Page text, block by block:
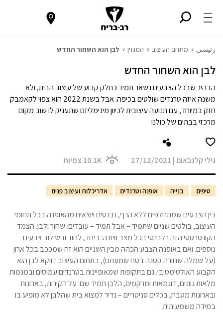
رئيسي מתחם העיצוב המגזין לבן הוא השחור החדש
לבן הוא השחור החדש
הבהיר שבכל הצבעים נשאר תמיד כחלק קבוע של עיצוב הבית, ולא
משנה איזה טרנדים שולטים בכיפה. אבל בשנת 2022 הוא צפוי לקאמבק
חזק במיוחד, עם תנועה עיצובית לכיוון מינימליזם שתעניק לו שוב מקום
מרכזי בבתים של כולנו
גילי קלנבאום |
27/12/2021
10.1K צפיות
טיפים בנייה אופנה וטרנדים אדריכלות ועיצוב פנים
בין הצבעים שמתחלפים ללא הרף, נכנסים ויוצאים מהאופנה בכל תחומי
העיצוב, בולטים שניים שתמיד – אבל תמיד – עובדים: שחור ולבן. הצמד
הקונטרסטי הזה רלבנטי בכל מצב וצורה: ביחד, לחוד ובשילוב צבעים
נוספים. ואם באופנה הצבע הכהה מבין השניים הוא זה שמככב בכל ארון
(על שמלה שחורה קטנה בטח שמעתם), בתחום העיצוב דווקא לבן הוא
הקבוע האולטימטיבי. גם בתקופות שמאופיינות בטרנדים עמוסים ובמגמות
מלאות גוונים, דוגמאות ומרקמים, הלבן תמיד שם. על הקירות, בארונות
ובארונות מטבח, בכלים סניטריים – נדיר למצוא בית שהלבן לא מופיע בו
במידה משמעותית.